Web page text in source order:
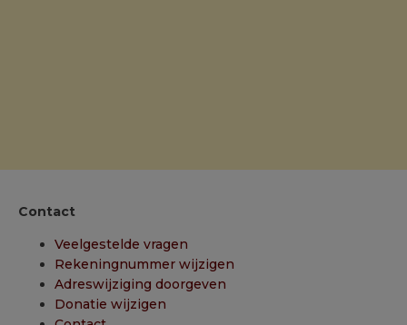
Contact
Veelgestelde vragen
Rekeningnummer wijzigen
Adreswijziging doorgeven
Donatie wijzigen